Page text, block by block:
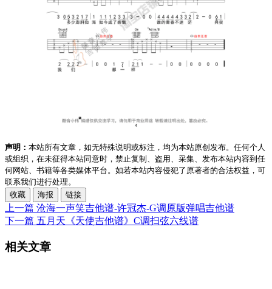
声明： 本站所有文章，如无特殊说明或标注，均为本站原创发布。任何个人
或组织，在未征得本站同意时，禁止复制、盗用、采集、发布本站内容到任
何网站、书籍等各类媒体平台。如若本站内容侵犯了原著者的合法权益，可
联系我们进行处理。
收藏
海报 链接
上一篇 沧海一声笑吉他谱-许冠杰-G调原版弹唱吉他谱
下一篇 五月天《天使吉他谱》C调扫弦六线谱
相关文章